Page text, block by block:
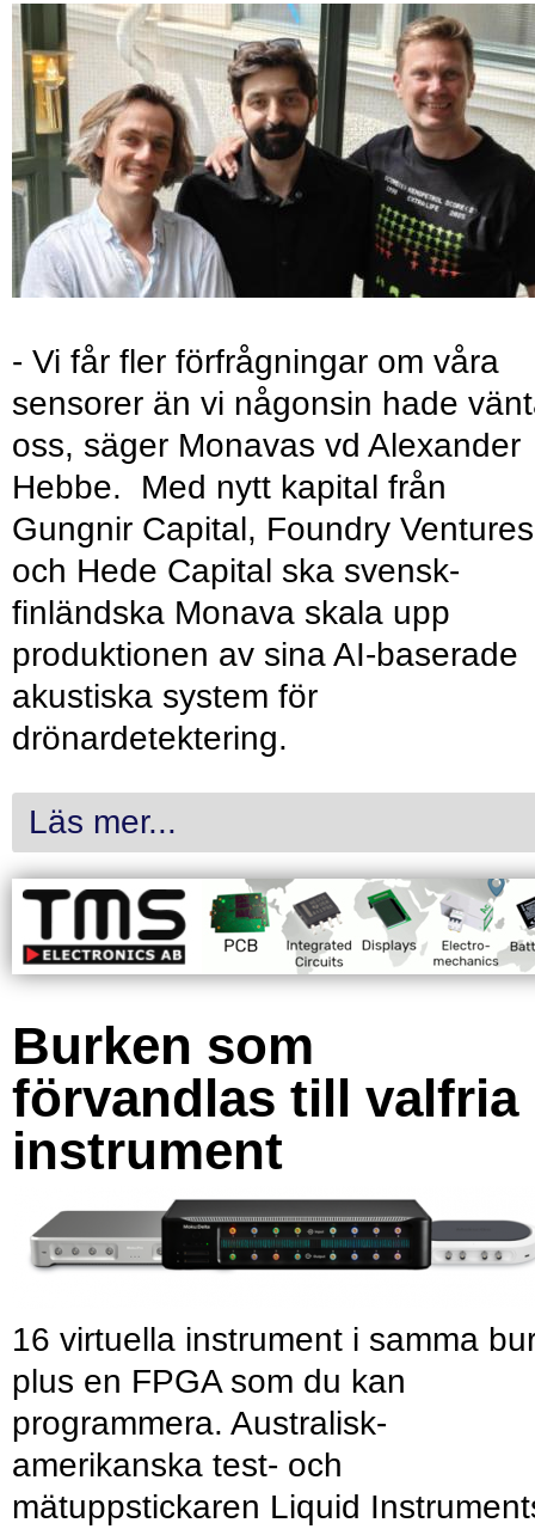
- Vi får fler förfrågningar om våra
sensorer än vi någonsin hade
oss, säger Monavas vd Alexander
Hebbe. Med nytt kapital från
Gungnir Capital, Foundry Ventures
och Hede Capital ska svensk-
finländska Monava skala upp
produktionen av sina AI-baserade
akustiska system för
drönardetektering.
Läs mer...
Burken som
förvandlas till valfria
instrument
16 virtuella instrument i samma
plus en FPGA som du kan
programmera. Australisk-
amerikanska test- och
mätuppstickaren Liquid